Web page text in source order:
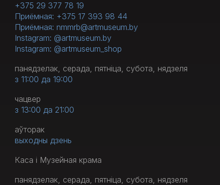
+375 29 377 78 19
Приёмная: +375 17 393 98 44
Приёмная: nmmrb@artmuseum.by
Instagram: @artmuseum.by
Instagram: @artmuseum_shop
панядзелак, серада, пятніца, субота, нядзеля
з 11:00 да 19:00
чацвер
з 13:00 да 21:00
аўторак
выходны дзень
Каса і Музейная крама
панядзелак, серада, пятніца, субота, нядзеля